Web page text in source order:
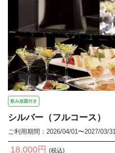
飲み放題付き
シルバー（フルコース）
ご利用期間：2026/04/01〜2027/03/31
18,000円 (税込)